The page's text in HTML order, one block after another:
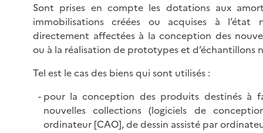
Sont prises en compte les dotations aux
immobilisations créées ou acquises à
directement affectées à la conception des
ou à la réalisation de prototypes et d’échantillons
Tel est le cas des biens qui sont utilisés :
pour la conception des produits destinés à
nouvelles collections (logiciels de
ordinateur [CAO], de dessin assisté par